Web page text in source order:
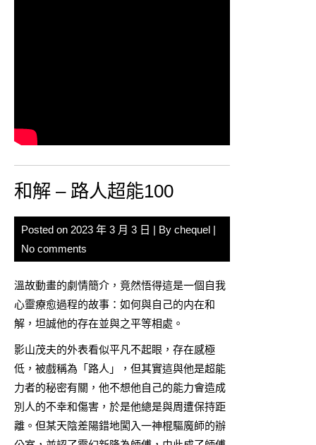
和解 – 路人超能100
Posted on 2023 年 3 月 3 日 | By chequel |
No comments
溫故動畫的劇情簡介，竟然悟得這是一個自我
心靈療愈過程的故事：如何與自己的内在和
解，坦誠他的存在並與之平等相處。
影山茂夫的外表看似平凡不起眼，存在感極
低，被戲稱為「路人」，但其實這與他是超能
力者的秘密有關，他不想他自己的能力會造成
別人的不幸和傷害，於是他總是與周遭保持距
離。但某天陰差陽錯地闖入一神棍驅魔師的辦